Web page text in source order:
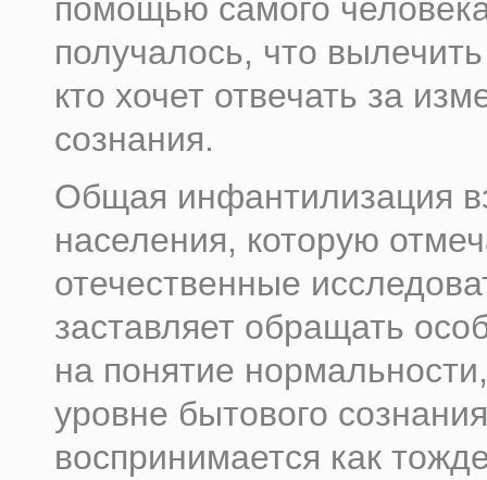
помощью самого
получалось, что
кто хочет отвечать за
сознания.
Общая инфантилизация
населения, которую
отечественные
заставляет обращать
на понятие
уровне бытового
воспринимается как